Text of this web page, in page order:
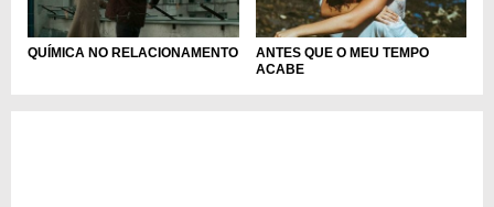
QUÍMICA NO RELACIONAMENTO
ANTES QUE O MEU TEMPO
ACABE